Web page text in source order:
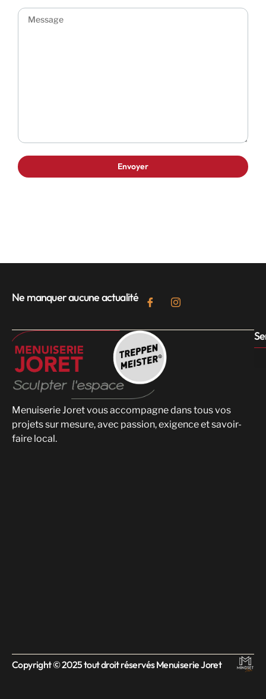
Ne manquer aucune actualité
Menuiserie Joret vous accompagne dans tous vos
projets sur mesure, avec passion, exigence et savoir-
faire local.
Copyright © 2025 tout droit réservés Menuiserie Joret